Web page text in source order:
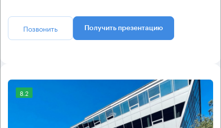
Позвонить Получить презентацию
8.2